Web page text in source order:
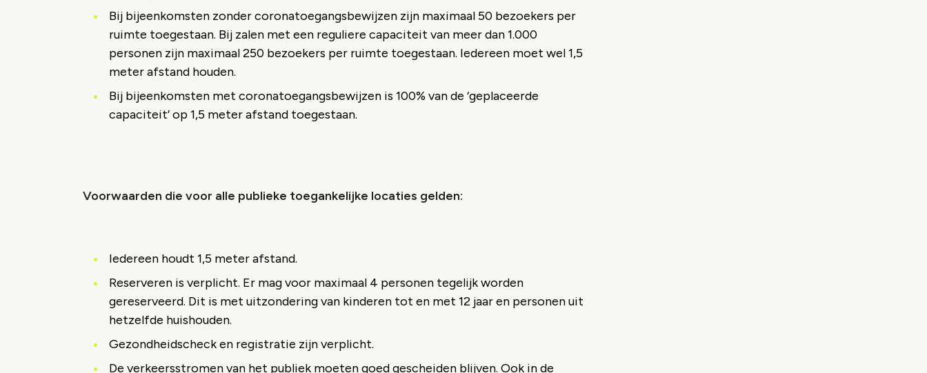
Bij bijeenkomsten zonder coronatoegangsbewijzen zijn maximaal 50 bezoekers per
ruimte toegestaan. Bij zalen met een reguliere capaciteit van meer dan 1.000
personen zijn maximaal 250 bezoekers per ruimte toegestaan. Iedereen moet wel 1,5
meter afstand houden.
Bij bijeenkomsten met coronatoegangsbewijzen is 100% van de ‘geplaceerde
capaciteit’ op 1,5 meter afstand toegestaan.
Voorwaarden die voor alle publieke toegankelijke locaties gelden:
Iedereen houdt 1,5 meter afstand.
Reserveren is verplicht. Er mag voor maximaal 4 personen tegelijk worden
gereserveerd. Dit is met uitzondering van kinderen tot en met 12 jaar en personen uit
hetzelfde huishouden.
Gezondheidscheck en registratie zijn verplicht.
De verkeersstromen van het publiek moeten goed gescheiden blijven. Ook in de